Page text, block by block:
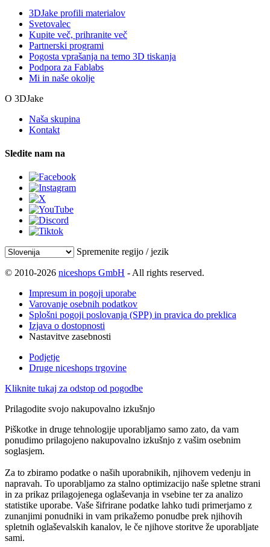
3DJake profili materialov
Svetovalec
Kupite več, prihranite več
Partnerski programi
Pogosta vprašanja na temo 3D tiskanja
Podpora za Fablabs
Mi in naše okolje
O 3DJake
Naša skupina
Kontakt
Sledite nam na
Spremenite regijo / jezik
© 2010-2026 niceshops GmbH - All rights reserved.
Impresum in pogoji uporabe
Varovanje osebnih podatkov
Splošni pogoji poslovanja (SPP) in pravica do preklica
Izjava o dostopnosti
Nastavitve zasebnosti
Podjetje
Druge niceshops trgovine
Kliknite tukaj za odstop od pogodbe
Prilagodite svojo nakupovalno izkušnjo
Piškotke in druge tehnologije uporabljamo samo zato, da vam
ponudimo prilagojeno nakupovalno izkušnjo z vašim osebnim
soglasjem.
Za to zbiramo podatke o naših uporabnikih, njihovem vedenju in
napravah. To uporabljamo za stalno optimizacijo naše spletne strani
in za prikaz prilagojenega oglaševanja in vsebine ter za analizo
statistike uporabe. Vaše šifrirane podatke lahko tudi primerjamo z
zunanjimi ponudniki in vam prikažemo ponudbe prek njihovih
spletnih oglaševalskih kanalov, le če njihove storitve že uporabljate
sami.